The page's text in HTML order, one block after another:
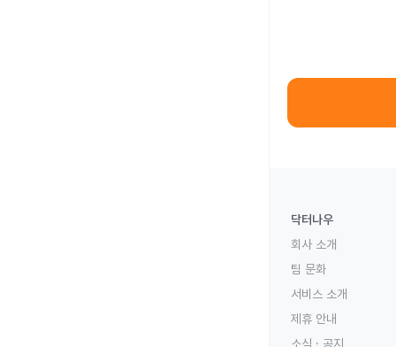
닥터나우
회사 소개
팀 문화
서비스 소개
제휴 안내
소식 · 공지